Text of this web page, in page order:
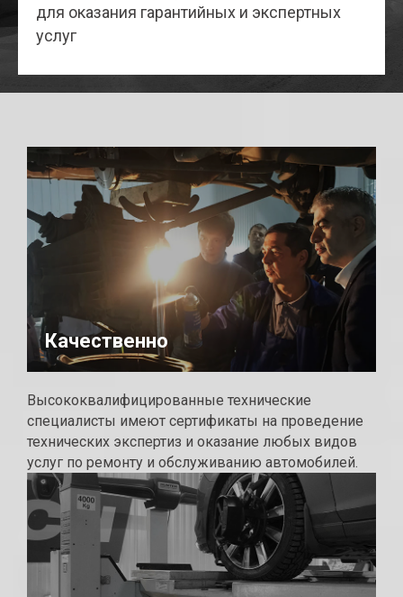
для оказания гарантийных и экспертных
услуг
Качественно
Высококвалифицированные технические
специалисты имеют сертификаты на проведение
технических экспертиз и оказание любых видов
услуг по ремонту и обслуживанию автомобилей.